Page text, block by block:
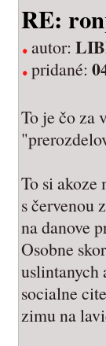
RE:
autor:
pridané:
To je čo za
To si
s červenou
na danove
Osobne
uslintanych
socialne
zimu na